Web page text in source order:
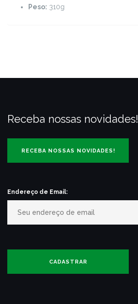
Peso: 310g
Receba nossas novidades!
Endereço de Email: